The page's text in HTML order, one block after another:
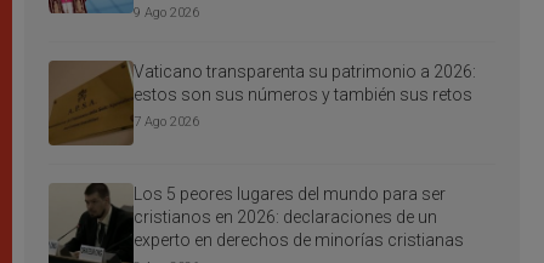
9 Ago 2026
Vaticano transparenta su patrimonio a 2026:
estos son sus números y también sus retos
7 Ago 2026
Los 5 peores lugares del mundo para ser
cristianos en 2026: declaraciones de un
experto en derechos de minorías cristianas